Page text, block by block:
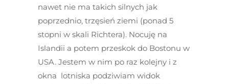
nawet nie ma takich silnych jak
poprzednio, trzęsień ziemi (ponad 5
stopni w skali Richtera). Nocuję na
Islandii a potem przeskok do Bostonu w
USA. Jestem w nim po raz kolejny i z
okna lotniska podziwiam widok